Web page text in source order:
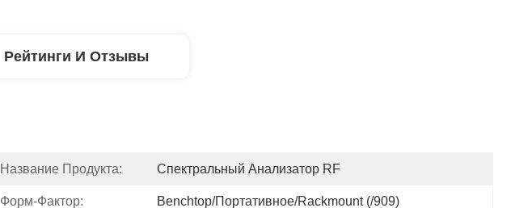
Рейтинги И Отзывы
Название Продукта: Спектральный Анализатор RF
Форм-Фактор: Benchtop/портативное/Rackmount (/909)